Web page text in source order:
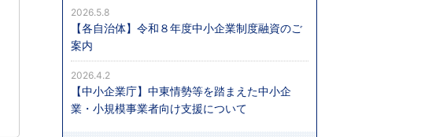
【各自治体】令和８年度中小企業制度融資のご
案内
2026.5.8
【中小企業庁】中東情勢等を踏まえた中小企
業・小規模事業者向け支援について
2026.4.2